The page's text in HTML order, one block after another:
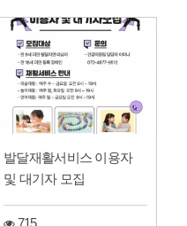
발달재활서비스 이용자
및 대기자 모집